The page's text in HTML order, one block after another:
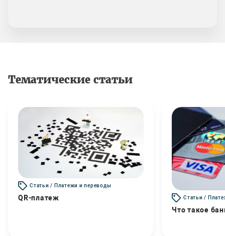
Тематические статьи
Статьи / Платежи и переводы
QR-платеж Статьи /
Что такое